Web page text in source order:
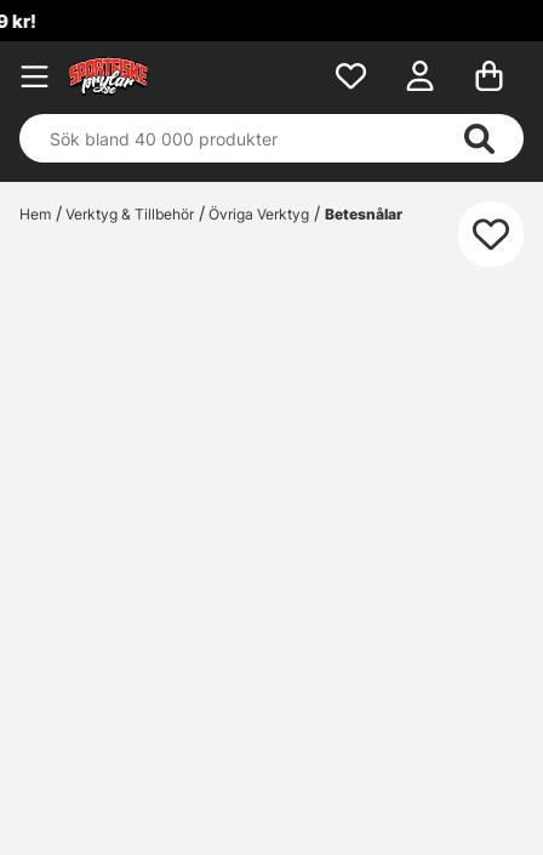
Hem Verktyg & Tillbehör Övriga Verktyg Betesnålar